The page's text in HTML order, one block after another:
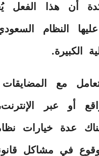
أن هذا الفعل
النظام
الكبيرة.
مع
أو عبر
عدة خيارات
في مشاكل